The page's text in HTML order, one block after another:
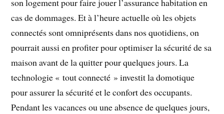
son logement pour faire jouer l’assurance habitation en
cas de dommages. Et à l’heure actuelle où les objets
connectés sont omniprésents dans nos quotidiens, on
pourrait aussi en profiter pour optimiser la sécurité de sa
maison avant de la quitter pour quelques jours. La
technologie « tout connecté » investit la domotique
pour assurer la sécurité et le confort des occupants.
Pendant les vacances ou une absence de quelques jours,